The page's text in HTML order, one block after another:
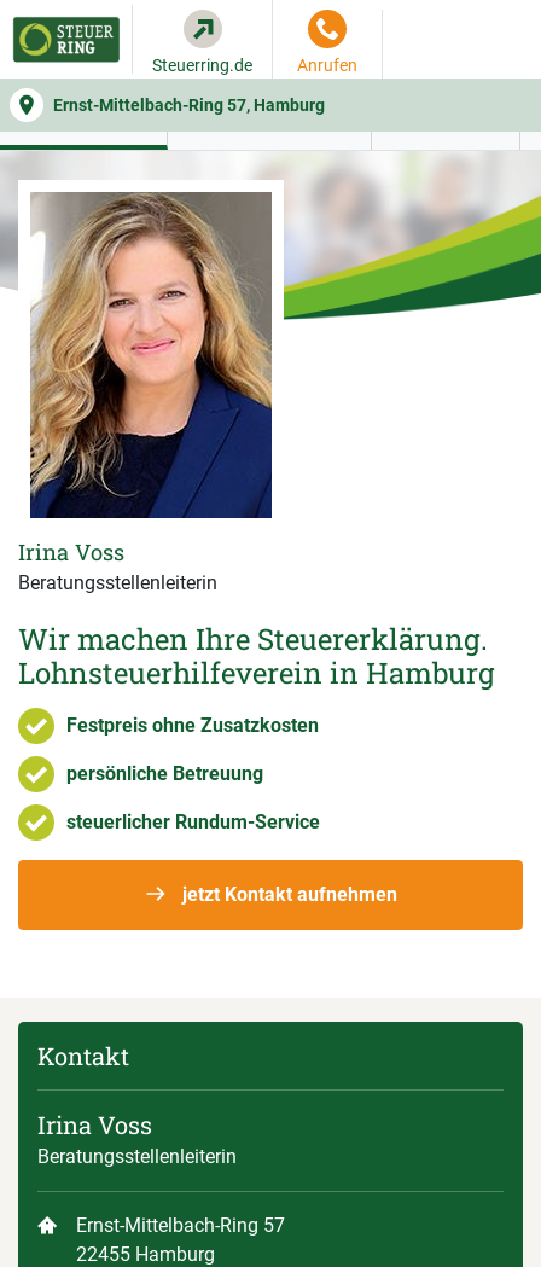
Ernst-Mittelbach-Ring 57, Hamburg
Steuerring.de Anrufen
WER SIE BERÄT BEITRAGSRECHNER
Wir machen Ihre Steuererklärung.
Lohnsteuerhilfeverein in Hamburg
Festpreis ohne Zusatzkosten
persönliche Betreuung
steuerlicher Rundum-Service
jetzt Kontakt aufnehmen
Irina Voss
Beratungsstellenleiterin
Kontakt
Irina Voss
Beratungsstellenleiterin
Ernst-Mittelbach-Ring 57
22455 Hamburg